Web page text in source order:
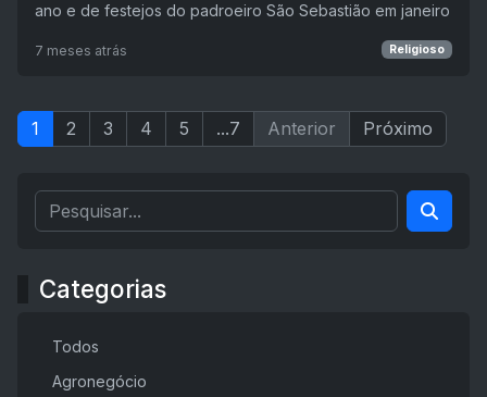
ano e de festejos do padroeiro São Sebastião em janeiro
7 meses atrás Religioso
1 2 3 4 5 ...7 Anterior Próximo
Categorias
Todos
Agronegócio